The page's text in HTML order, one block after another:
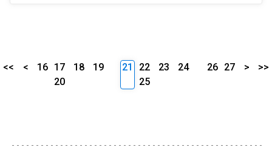
<< < 16 17 18
19
20
21 22 23
24
25
26 27 > >>